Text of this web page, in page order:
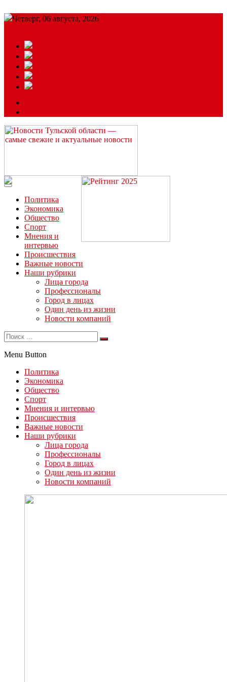
Четверг, 06 августа, 2026
Читайте последние новости дня в Тульской области на сайте
“ЗаНовомосковск”
Политика
Экономика
Общество
Спорт
Мнения и
интервью
Происшествия
Важные новости
Наши рубрики
Лица города
Профессионалы
Город в лицах
Один день из жизни
Новости компаний
Menu Button
Политика
Экономика
Общество
Спорт
Мнения и интервью
Происшествия
Важные новости
Наши рубрики
Лица города
Профессионалы
Город в лицах
Один день из жизни
Новости компаний